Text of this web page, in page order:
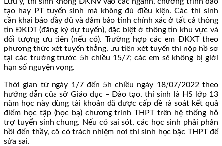
tạo hay PT tuyển sinh mà không đủ điều kiện. Các thí sinh
cần khai báo đầy đủ và đảm bảo tính chính xác ở tất cả thông
tin ĐKDT (đăng ký dự tuyển), đặc biệt ở thông tin khu vực và
đối tượng ưu tiên (nếu có). Trường hợp các em ĐKXT theo
phương thức xét tuyển thẳng, ưu tiên xét tuyển thì nộp hồ sơ
tại các trường trước 5h chiều 15/7; các em sẽ không bị giới
hạn số nguyện vọng.
Thời gian từ ngày 1/7 đến 5h chiều ngày 18/07/2022 theo
hướng dẫn của sở Giáo dục – Đào tạo, thí sinh là HS lớp 13
năm học này dùng tài khoản đã được cấp đề rà soát kết quả
điểm học tập (học bạ) chương trình THPT trên hệ thống hỗ
trợ tuyển sinh chung. Nếu có sai sót, các học sinh phải phản
hồi đến thầy, cô có trách nhiệm nơi thí sinh học bậc THPT để
sửa sai.